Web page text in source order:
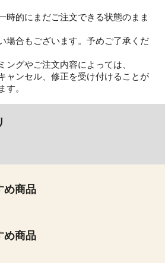
時的にまだご注文できる状態のまま
場合もございます。予めご了承くだ
グやご注文内容によっては、
ャンセル、修正を受け付けることが
す。
め商品
め商品